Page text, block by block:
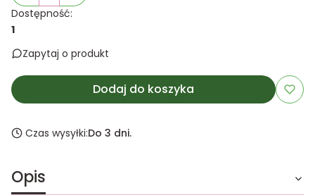
Dostępność:
1
Zapytaj o produkt
Dodaj do koszyka
Czas wysyłki:Do 3 dni.
Opis